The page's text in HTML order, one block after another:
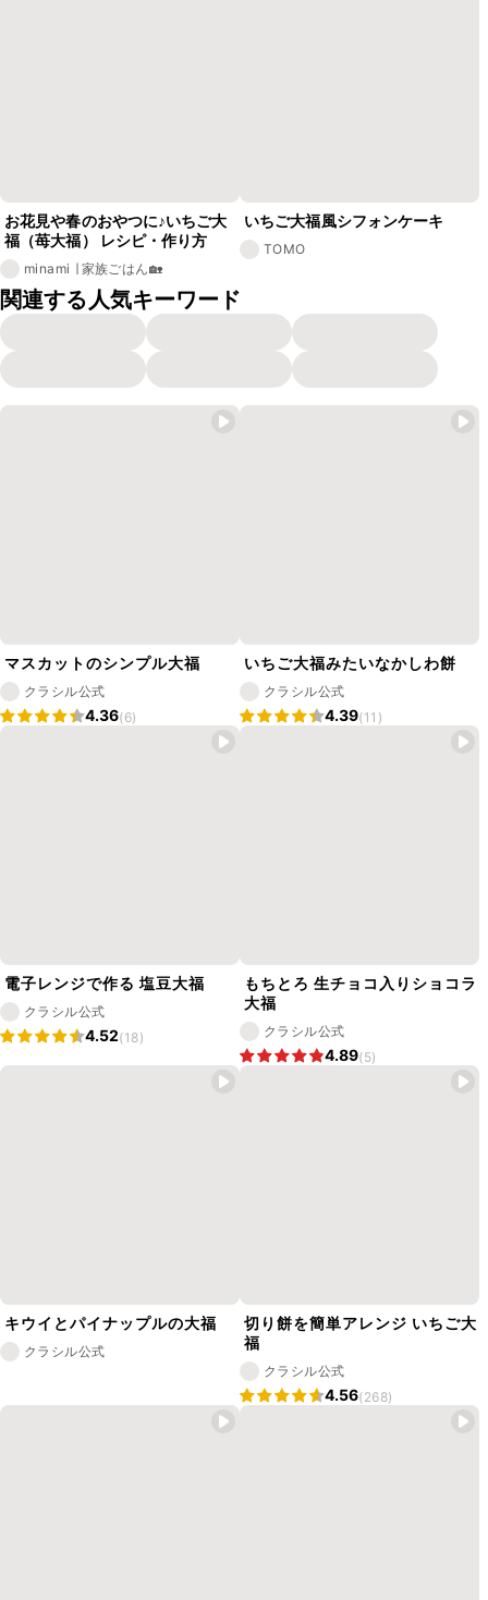
お花見や春のおやつに♪いちご大
福（苺大福） レシピ・作り方
minami ∣ 家族ごはん🏡
いちご大福風シフォンケーキ
TOMO
関連する人気キーワード
マスカットのシンプル大福
クラシル公式
4.36(6)
いちご大福みたいなかしわ餅
クラシル公式
4.39(11)
電子レンジで作る 塩豆大福
クラシル公式
4.52(18)
もちとろ 生チョコ入りショコラ
大福
クラシル公式
4.89(5)
キウイとパイナップルの大福
クラシル公式
切り餅を簡単アレンジ いちご大
福
クラシル公式
4.56(268)